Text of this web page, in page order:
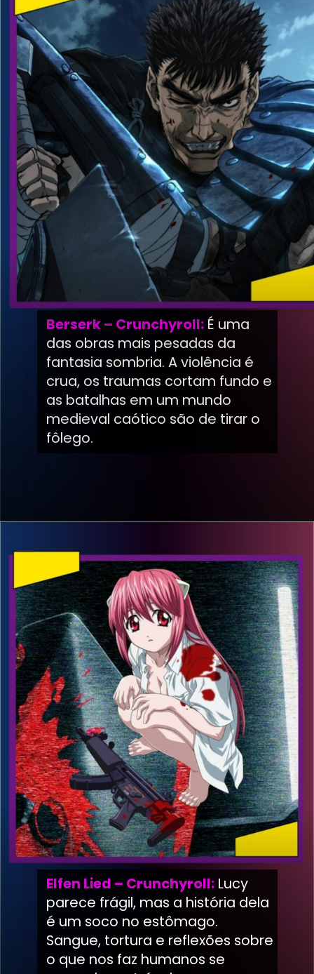
Berserk – Crunchyroll: É uma
das obras mais pesadas da
fantasia sombria. A violência é
crua, os traumas cortam fundo e
as batalhas em um mundo
medieval caótico são de tirar o
fôlego.
Elfen Lied – Crunchyroll: Lucy
parece frágil, mas a história dela
é um soco no estômago.
Sangue, tortura e reflexões sobre
o que nos faz humanos se